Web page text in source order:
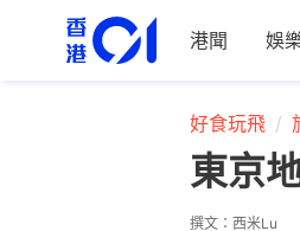
港聞 娛
好食玩飛
東京
撰文： 西米Lu